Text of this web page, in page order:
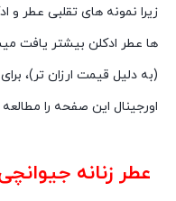
زیرا نمونه های تقلبی عطر
ها عطر ادکلن بیشتر یافت
(به دلیل قیمت ارزان تر)،
اورجینال این صفحه را مطالعه
عطر زنانه